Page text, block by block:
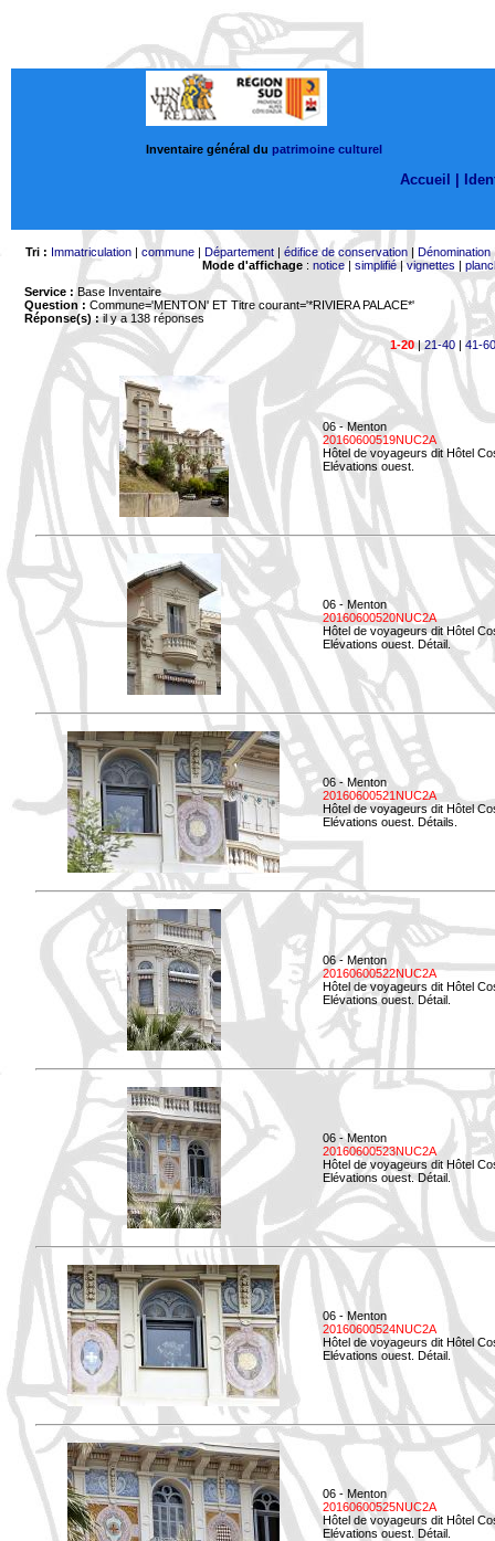
Inventaire général du patrimoine culturel
Accueil |
Tri : Immatriculation| commune| Département| édifice de conservation| Dénomination
Mode d'affichage: notice| simplifié|vignettes |
Service : Base Inventaire
Question : Commune='MENTON' ET Titre courant='*RIVIERA PALACE*'
Réponse(s) :il y a 138 réponses
1-20|21-40 | 41-60
06 - Menton
20160600519NUC2A
Hôtel de voyageurs dit Hôtel
Elévations ouest.
06 - Menton
20160600520NUC2A
Hôtel de voyageurs dit Hôtel
Elévations ouest. Détail.
06 - Menton
20160600521NUC2A
Hôtel de voyageurs dit Hôtel
Elévations ouest. Détails.
06 - Menton
20160600522NUC2A
Hôtel de voyageurs dit Hôtel
Elévations ouest. Détail.
06 - Menton
20160600523NUC2A
Hôtel de voyageurs dit Hôtel
Elévations ouest. Détail.
06 - Menton
20160600524NUC2A
Hôtel de voyageurs dit Hôtel
Elévations ouest. Détail.
06 - Menton
20160600525NUC2A
Hôtel de voyageurs dit Hôtel
Elévations ouest. Détail.